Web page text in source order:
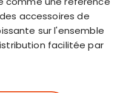
accessoires de
sur l'ensemble
facilitée par